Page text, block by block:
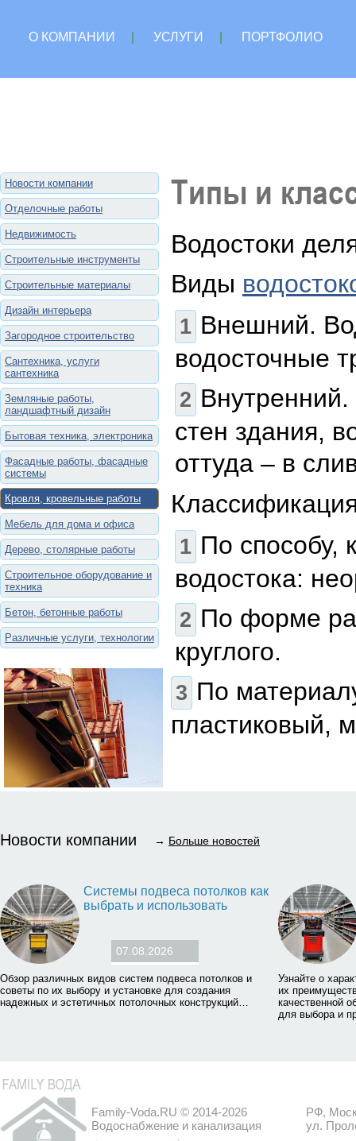
О КОМПАНИИ УСЛУГИ
ПОРТФОЛИО
Новости компании
Отделочные работы
Недвижимость
Строительные инструменты
Строительные материалы
Дизайн интерьера
Загородное строительство
Сантехника, услуги
сантехника
Земляные работы,
ландшафтный дизайн
Бытовая техника, электроника
Фасадные работы, фасадные
системы
Кровля, кровельные работы
Мебель для дома и офиса
Дерево, столярные работы
Строительное оборудование и
техника
Бетон, бетонные работы
Различные услуги, технологии
Типы и
Водостоки
Виды
Внешний.
водосточные
Внутренний.
стен здания,
оттуда – в
По способу,
водостока:
По форме
круглого.
По
пластиковый,
Новости компании → Больше новостей
Системы подвеса потолков как
выбрать и использовать
07.08.2026
Обзор различных видов систем подвеса потолков и
советы по их выбору и установке для создания
надежных и эстетичных потолочных конструкций…
Узнайте о
их
качественной
для выбора и
Family-Voda.RU © 2014-2026
Водоснабжение и канализация
РФ,
ул.